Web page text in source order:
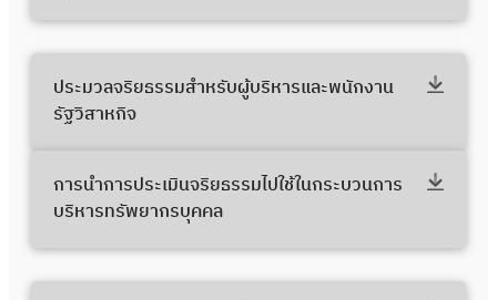
ประมวลจริยธรรมสำหรับผู้บริหารและพนักงาน
รัฐวิสาหกิจ
การนำการประเมินจริยธรรมไปใช้ในกระบวนการ
บริหารทรัพยากรบุคคล